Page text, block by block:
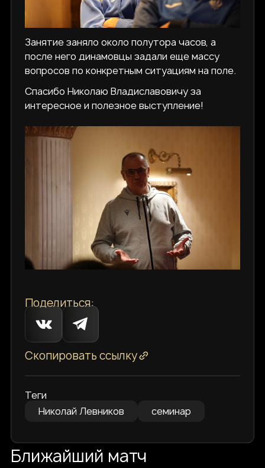
Занятие заняло около полутора часов, а
после него динамовцы задали еще массу
вопросов по конкретным ситуациям на поле.
Спасибо Николаю Владиславовичу за
интересное и полезное выступление!
Поделиться:
Скопировать ссылку
Теги
Николай Левников
семинар
Ближайший матч